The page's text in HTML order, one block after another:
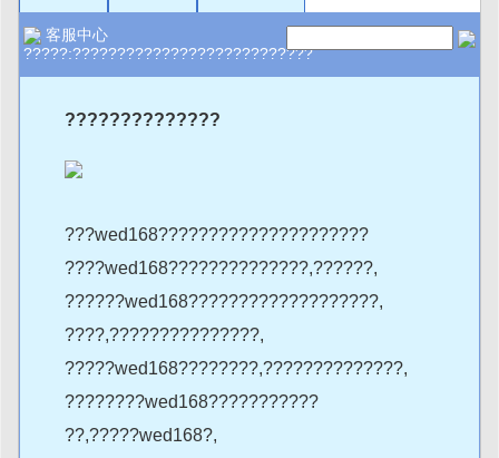
客服中心
?????:???????????????????????????
??????????????
???wed168?????????????????????
????wed168??????????????,??????,
??????wed168???????????????????,
????,???????????????,
?????wed168????????,??????????????,
????????wed168???????????
??,?????wed168?,